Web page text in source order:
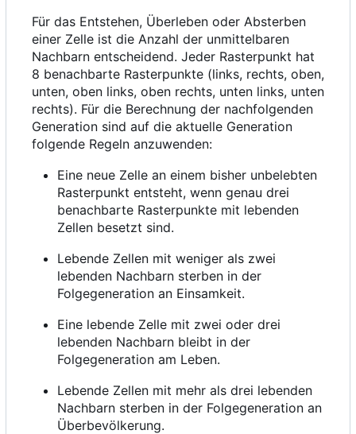
Für das Entstehen, Überleben oder Absterben
einer Zelle ist die Anzahl der unmittelbaren
Nachbarn entscheidend. Jeder Rasterpunkt hat
8 benachbarte Rasterpunkte (links, rechts, oben,
unten, oben links, oben rechts, unten links, unten
rechts). Für die Berechnung der nachfolgenden
Generation sind auf die aktuelle Generation
folgende Regeln anzuwenden:
Eine neue Zelle an einem bisher unbelebten
Rasterpunkt entsteht, wenn genau drei
benachbarte Rasterpunkte mit lebenden
Zellen besetzt sind.
Lebende Zellen mit weniger als zwei
lebenden Nachbarn sterben in der
Folgegeneration an Einsamkeit.
Eine lebende Zelle mit zwei oder drei
lebenden Nachbarn bleibt in der
Folgegeneration am Leben.
Lebende Zellen mit mehr als drei lebenden
Nachbarn sterben in der Folgegeneration an
Überbevölkerung.